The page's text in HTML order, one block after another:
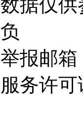
据仅
报邮箱
许可